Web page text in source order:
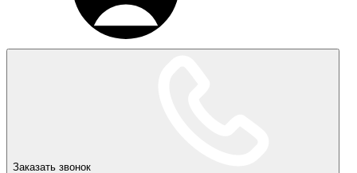
Заказать звонок